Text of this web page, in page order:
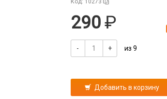
Код: 10273
290
- + из 9
Добавить в корзину